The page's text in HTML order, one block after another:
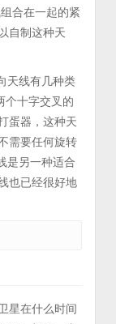
合在一起的紧
自制这种天
天线有几种类
个十字交叉的
蛋器，这种天
需要任何旋转
是另一种适合
也已经很好地
星在什么时间